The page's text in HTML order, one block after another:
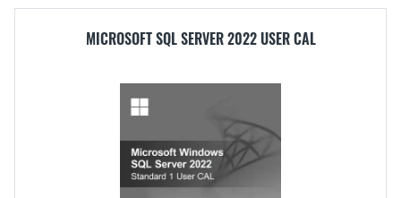
MICROSOFT SQL SERVER 2022 USER CAL